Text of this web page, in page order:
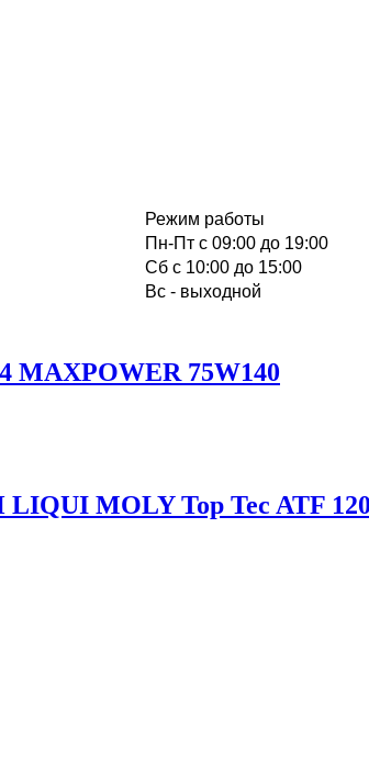
Режим работы
Пн-Пт с 09:00 до 19:00
Cб с 10:00 до 15:00
Вс - выходной
MAXPOWER 75W140
MOLY Top Tec ATF